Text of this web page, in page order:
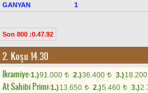
GANYAN 1
Son 800 :0.47.92
2. Koşu 14.30
Ikramiye:1.)91.000 t 2.)36.400 t 3.)18.200
At Sahibi Primi:1.)13.650 t 2.)5.460 t 3.)